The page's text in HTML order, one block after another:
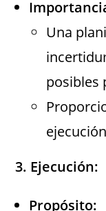
Una
posibles
3. Ejecución:
Propósito: